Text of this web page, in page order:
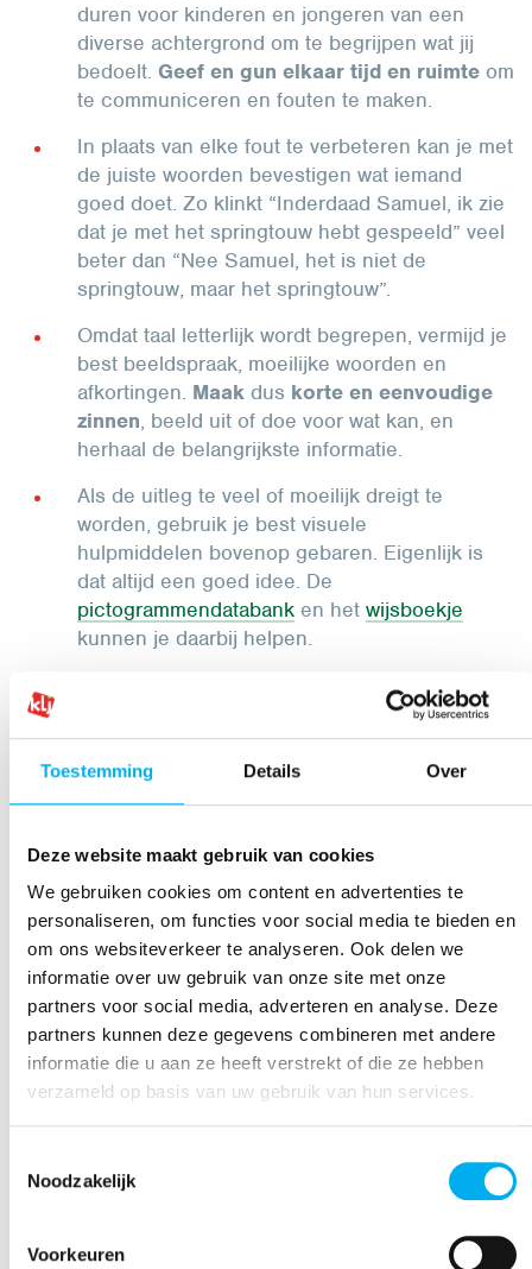
Toestemming Details Over
Deze website maakt gebruik van cookies
We gebruiken cookies om content en advertenties te
personaliseren, om functies voor social media te bieden en
om ons websiteverkeer te analyseren. Ook delen we
informatie over uw gebruik van onze site met onze
partners voor social media, adverteren en analyse. Deze
partners kunnen deze gegevens combineren met andere
informatie die u aan ze heeft verstrekt of die ze hebben
verzameld op basis van uw gebruik van hun services.
Noodzakelijk
Voorkeuren
duren voor kinderen en jongeren van een
diverse achtergrond om te begrijpen wat jij
bedoelt. Geef en gun elkaar tijd en ruimte om
te communiceren en fouten te maken.
In plaats van elke fout te verbeteren kan je met
de juiste woorden bevestigen wat iemand
goed doet. Zo klinkt “Inderdaad Samuel, ik zie
dat je met het springtouw hebt gespeeld” veel
beter dan “Nee Samuel, het is niet de
springtouw, maar het springtouw”.
Omdat taal letterlijk wordt begrepen, vermijd je
best beeldspraak, moeilijke woorden en
afkortingen. Maak dus korte en eenvoudige
zinnen, beeld uit of doe voor wat kan, en
herhaal de belangrijkste informatie.
Als de uitleg te veel of moeilijk dreigt te
worden, gebruik je best visuele
hulpmiddelen bovenop gebaren. Eigenlijk is
dat altijd een goed idee. De
pictogrammendatabank en het wijsboekje
kunnen je daarbij helpen.
Ga ten slotte na of iedereen weet wat er te
gebeuren staat, wat er van hen verwacht wordt
en geef ruimte om vragen te stellen.Deze 10
tipsvan het project Wereldspelers van Tumult
zetten alles goed op een rijtje.
Reageer altijd op racistische, seksistische
en andere discriminerende taal
jongere heeft recht op vrijetijdsbeleving.
Wanneer iemand op basis van zijn huidskleur,
geaardheid, beperking of andere kenmerken
wordt uitgesloten spreken we over
discriminatie. Het is belangrijk om te
onthouden dat dit niet altijd bewust gebeurt,
maar dat dit wel regelrecht ingaat tegenover
waar wij als KLJ voor staan. Laat het dus niet
leidingsploeg. Focus daarbij op iemands
of seksist te bestempelen. Ga in gesprek over